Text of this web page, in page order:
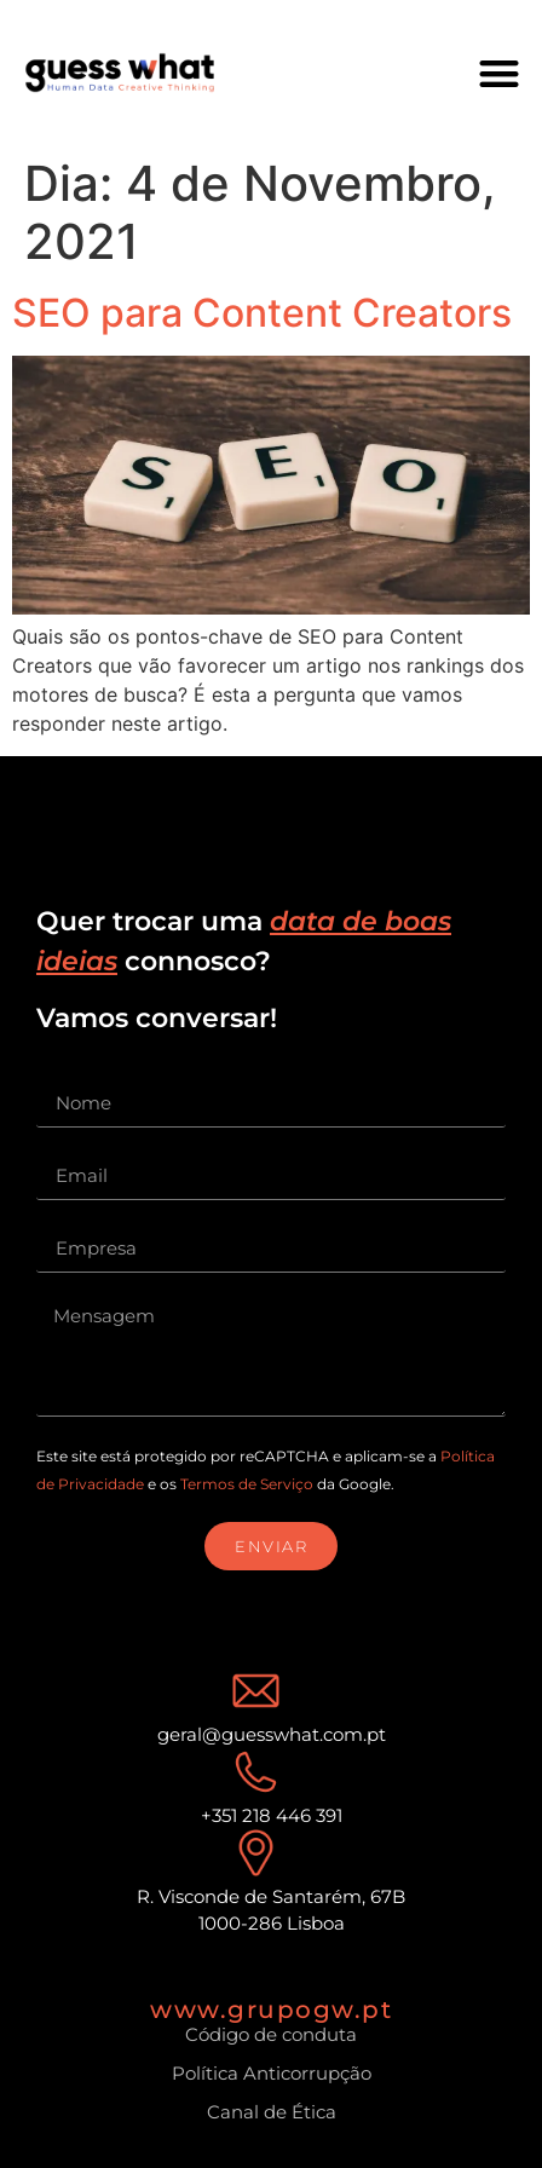
Dia: 4 de Novembro,
2021
SEO para Content Creators
Quais são os pontos-chave de SEO para Content
Creators que vão favorecer um artigo nos rankings dos
motores de busca? É esta a pergunta que vamos
responder neste artigo.
Quer trocar uma data de boas
ideias connosco?
Vamos conversar!
Este site está protegido por reCAPTCHA e aplicam-se a Política
de Privacidade e os Termos de Serviço da Google.
ENVIAR
geral@guesswhat.com.pt
+351 218 446 391
R. Visconde de Santarém, 67B
1000-286 Lisboa
www.grupogw.pt
Código de conduta
Política Anticorrupção
Canal de Ética